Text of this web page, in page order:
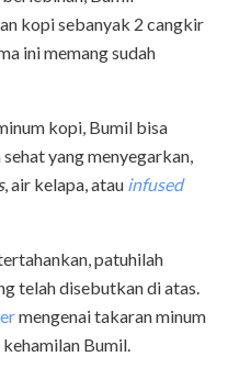
kopi sebanyak 2 cangkir
ini memang sudah
kopi, Bumil bisa
yang menyegarkan,
, air kelapa, atau infused
patuhilah
telah disebutkan di atas.
mengenai takaran minum
Bumil.